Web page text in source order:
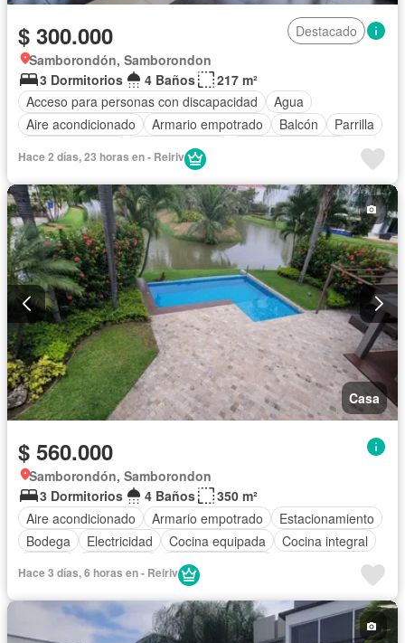
$ 300.000
Destacado
Samborondón, Samborondon
3 Dormitorios
4 Baños
217 m²
Acceso para personas con discapacidad
Agua
Aire acondicionado
Armario empotrado Balcón
Parrilla
Cocina integral
Estacionamiento
Garita de guardianía
Jardín Patio Piscina
Seguridad
Terraza
Vista panorámica
Hace 2 días, 23 horas en - Reiriv
Casa
$ 560.000
Samborondón, Samborondon
3 Dormitorios
4 Baños
350 m²
Aire acondicionado
Armario empotrado
Estacionamiento
Bodega
Electricidad Cocina equipada
Cocina integral
Vista panorámica
Terraza
Área para niños
Conserje Jardín
Parrilla
Garita de guardianía
Gimnasio Seguridad
Hace 3 días, 6 horas en - Reiriv